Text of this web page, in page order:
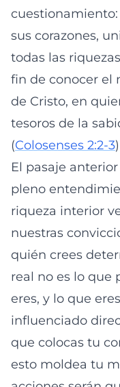
cuestionamiento:
sus corazones,
todas las
fin de conocer el
de Cristo, en
tesoros de la
(Colosenses 2:2-3)
El pasaje
pleno
riqueza interior
nuestras
quién crees
real no es lo que
eres, y lo que
influenciado
que colocas tu
esto moldea tu